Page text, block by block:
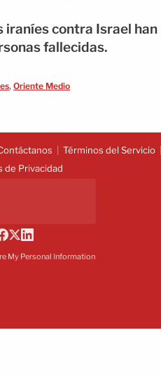
iraníes contra Israel han
fallecidas.
, Oriente Medio
Términos del Servicio
de Privacidad
My Personal Information